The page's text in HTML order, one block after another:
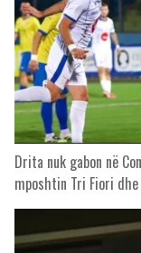
Drita nuk gabon në
mposhtin Tri Fiori